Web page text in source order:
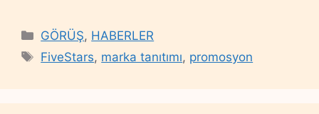
Categories
GÖRÜŞ, HABERLER
Tags
FiveStars, marka tanıtımı, promosyon